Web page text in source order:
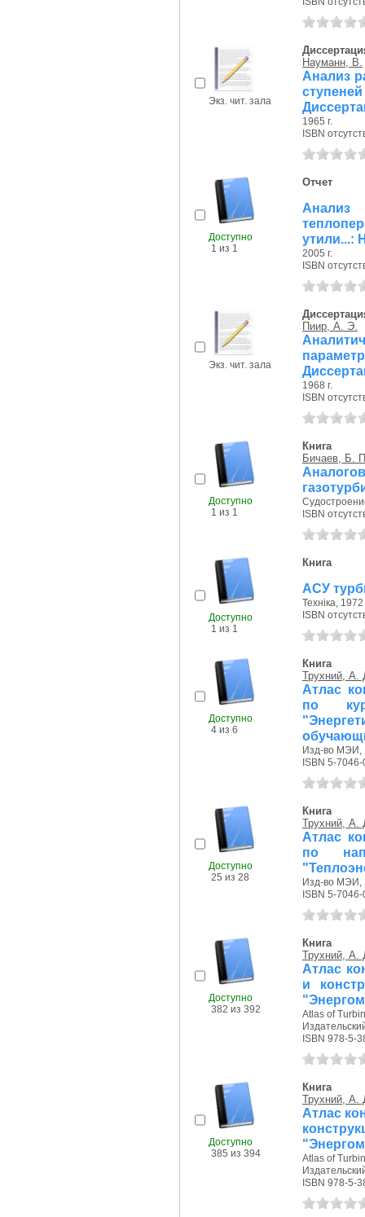
Экз. чит. зала
Науманн, В.
Анализ
1965 г.
ISBN
Доступно
1 из 1
Отчет
Анализ
утили...:
2005 г.
ISBN
Экз. чит. зала
Пиир, А. Э.
1968 г.
ISBN
Доступно
1 из 1
Книга
Бичаев, Б.
ISBN
Доступно
1 из 1
Книга
АСУ
Технiка, 1972
ISBN
Доступно
4 из 6
Книга
Трухний, А.
Атлас
по
Изд-во МЭИ,
ISBN 5-
Доступно
25 из 28
Книга
Трухний, А.
Атлас
по
Изд-во МЭИ,
ISBN 5-
Доступно
382 из 392
Книга
Трухний, А.
Атлас
и
Atlas of
ISBN 978-5-
Доступно
385 из 394
Книга
Трухний, А.
Атлас
Atlas of
ISBN 978-5-